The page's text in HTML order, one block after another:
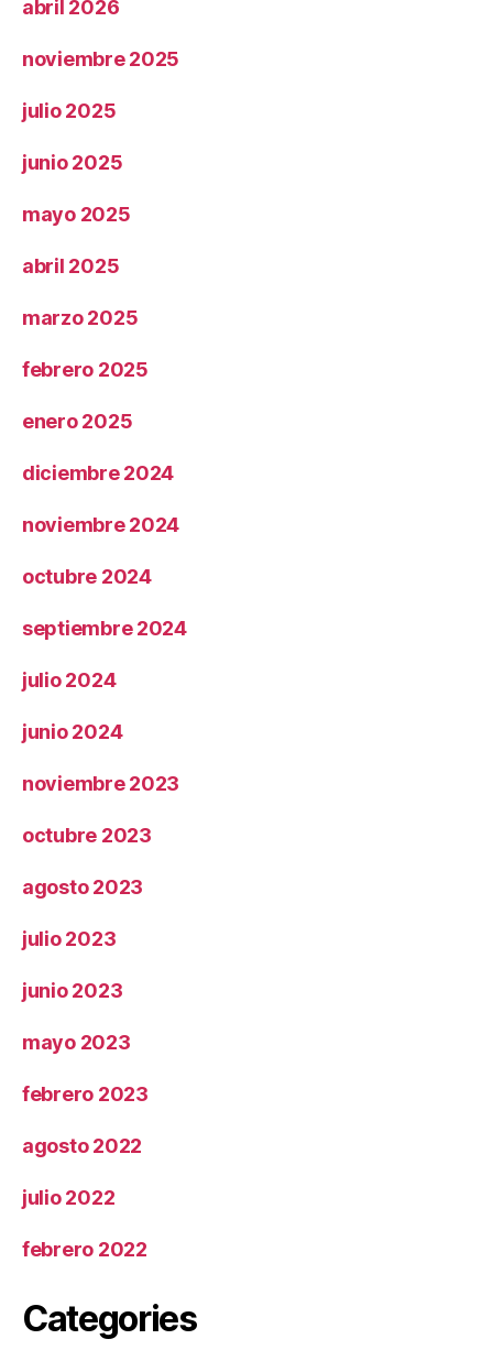
abril 2026
noviembre 2025
julio 2025
junio 2025
mayo 2025
abril 2025
marzo 2025
febrero 2025
enero 2025
diciembre 2024
noviembre 2024
octubre 2024
septiembre 2024
julio 2024
junio 2024
noviembre 2023
octubre 2023
agosto 2023
julio 2023
junio 2023
mayo 2023
febrero 2023
agosto 2022
julio 2022
febrero 2022
Categories